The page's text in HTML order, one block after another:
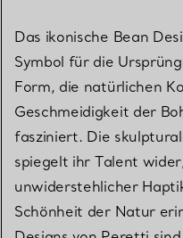
Das ikonische Bean
Symbol für die
Form, die natürlichen
Geschmeidigkeit der
fasziniert. Die
spiegelt ihr Talent
unwiderstehlicher
Schönheit der Natur